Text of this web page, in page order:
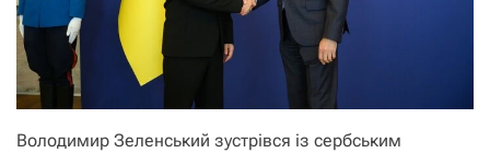
Володимир Зеленський зустрівся із сербським